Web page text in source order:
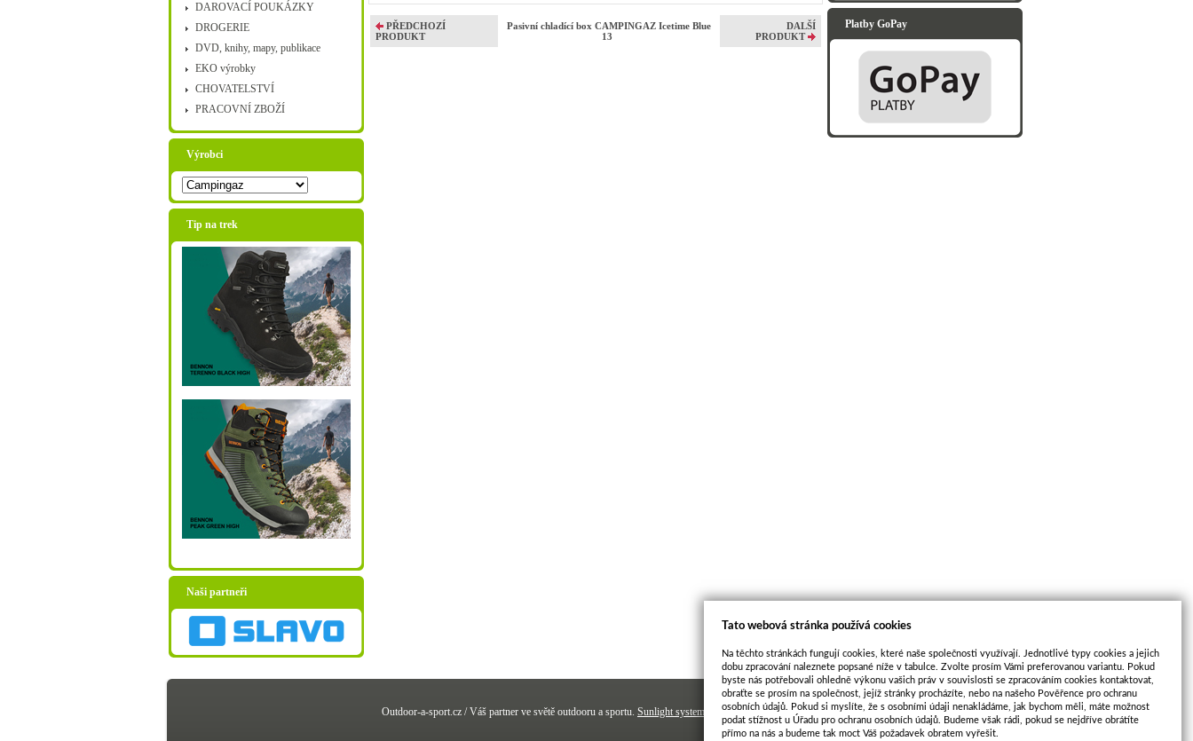
DAROVACÍ POUKÁZKY
DROGERIE
DVD, knihy, mapy, publikace
EKO výrobky
CHOVATELSTVÍ
PRACOVNÍ ZBOŽÍ
Výrobci
Tip na trek
Naši partneři
PŘEDCHOZÍ
PRODUKT
Pasivní chladící box CAMPINGAZ Icetime Blue
13
DALŠÍ
PRODUKT
Platby GoPay
Outdoor-a-sport.cz / Váš partner ve světě outdooru a sportu. Sunlight systems e-shopSun-shop 2.12
Tato webová stránka používá cookies
Na těchto stránkách fungují cookies, které naše společnosti využívají. Jednotlivé typy cookies a jejich
dobu zpracování naleznete popsané níže v tabulce. Zvolte prosím Vámi preferovanou variantu. Pokud
byste nás potřebovali ohledně výkonu vašich práv v souvislosti se zpracováním cookies kontaktovat,
obraťte se prosím na společnost, jejíž stránky procházíte, nebo na našeho Pověřence pro ochranu
osobních údajů. Pokud si myslíte, že s osobními údaji nenakládáme, jak bychom měli, máte možnost
podat stížnost u Úřadu pro ochranu osobních údajů. Budeme však rádi, pokud se nejdříve obrátíte
přímo na nás a budeme tak moct Váš požadavek obratem vyřešit.